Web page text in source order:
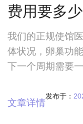
费用要多
我们的正规使馆
体状况，卵巢功
下一个周期需要
龄大，可以确定
发布于：
文章详情